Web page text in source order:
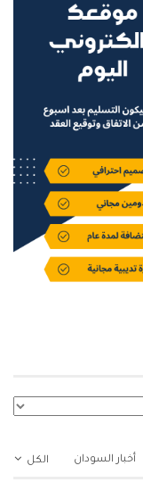
الكل أخبار السودان